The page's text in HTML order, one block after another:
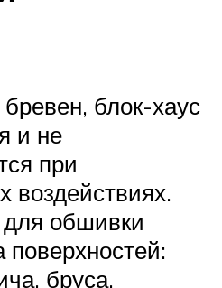
блок-хаус
и не
при
воздействиях.
для обшивки
бруса.